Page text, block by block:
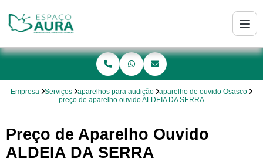
Empresa Serviços aparelhos para audição
aparelho de ouvido Osasco
preço de aparelho ouvido ALDEIA DA SERRA
Preço de Aparelho Ouvido
ALDEIA DA SERRA